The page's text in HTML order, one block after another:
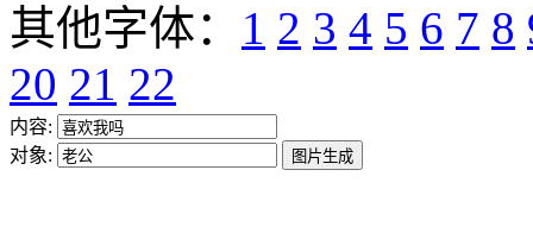
其他字体： 1 2 3 4 5 6 7 8
20 21 22
内容:
对象: